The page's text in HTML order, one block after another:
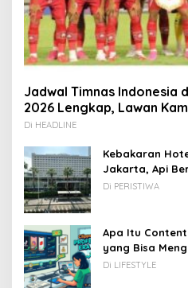
Jadwal Timnas Indonesia
2026 Lengkap, Lawan
Di HEADLINE
Kebakaran
Jakarta, Api
Di PERISTIWA
Apa Itu
yang Bisa
Rupiah
Di LIFESTYLE